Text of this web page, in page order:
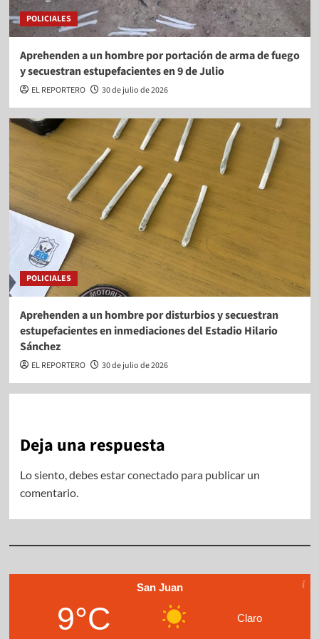
POLICIALES
Aprehenden a un hombre por portación de arma de fuego
y secuestran estupefacientes en 9 de Julio
EL REPORTERO 30 de julio de 2026
POLICIALES
Aprehenden a un hombre por disturbios y secuestran
estupefacientes en inmediaciones del Estadio Hilario
Sánchez
EL REPORTERO 30 de julio de 2026
Deja una respuesta
Lo siento, debes estarconectadopara publicar un
comentario.
San Juan
9°C Claro